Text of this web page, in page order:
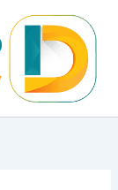
المحتوى